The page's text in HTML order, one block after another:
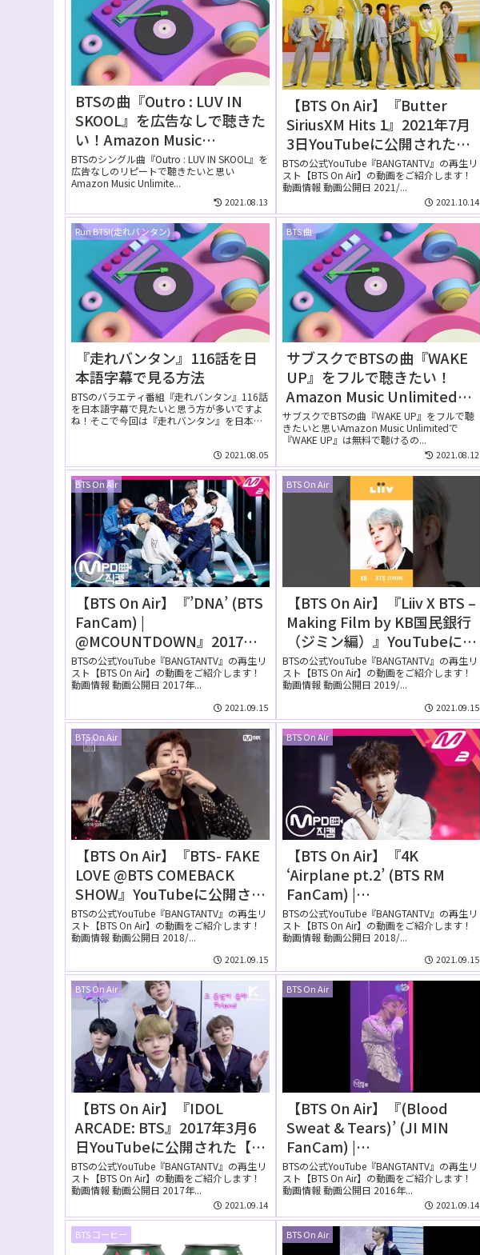
BTSの曲『Outro : LUV IN
SKOOL』を広告なしで聴きた
い！Amazon Music
Unlimitedの無料お試しでリ
ピートして聴ける？
BTSのシングル曲『Outro : LUV IN SKOOL』を
広告なしのリピートで聴きたいと思い
Amazon Music Unlimite...
2021.08.13
【BTS On Air】『Butter
SiriusXM Hits 1』2021年7月
3日YouTubeに公開された
【動画】
BTSの公式YouTube『BANGTANTV』の再生リ
スト【BTS On Air】の動画をご紹介します！
動画情報 動画公開日 2021/...
2021.10.14
Run BTS!(走れバンタン)
『走れバンタン』116話を日
本語字幕で見る方法
BTSのバラエティ番組『走れバンタン』116話
を日本語字幕で見たいと思う方が多いですよ
ね！そこで今回は『走れバンタン』を日本語
2021.08.05
BTS 曲
サブスクでBTSの曲『WAKE
UP』をフルで聴きたい！
Amazon Music Unlimitedで
は無料で聴ける？
サブスクでBTSの曲『WAKE UP』をフルで聴
きたいと思いAmazon Music Unlimitedで
『WAKE UP』は無料で聴けるの...
2021.08.12
BTS On Air
【BTS On Air】『’DNA’ (BTS
FanCam) |
@MCOUNTDOWN』2017年9
月28日YouTubeに公開され
た【動画】
BTSの公式YouTube『BANGTANTV』の再生リ
スト【BTS On Air】の動画をご紹介します！
動画情報 動画公開日 2017年...
2021.09.15
BTS On Air
【BTS On Air】『Liiv X BTS –
Making Film by KB国民銀行
（ジミン編）』YouTubeに公
開された【動画】
BTSの公式YouTube『BANGTANTV』の再生リ
スト【BTS On Air】の動画をご紹介します！
動画情報 動画公開日 2019/...
2021.09.15
BTS On Air
【BTS On Air】『BTS- FAKE
LOVE @BTS COMEBACK
SHOW』YouTubeに公開され
た【動画】
BTSの公式YouTube『BANGTANTV』の再生リ
スト【BTS On Air】の動画をご紹介します！
動画情報 動画公開日 2018/...
2021.09.15
BTS On Air
【BTS On Air】『4K
‘Airplane pt.2’ (BTS RM
FanCam) |
@MCOUNTDOW』YouTube
に公開された【動画】
BTSの公式YouTube『BANGTANTV』の再生リ
スト【BTS On Air】の動画をご紹介します！
動画情報 動画公開日 2018/...
2021.09.15
BTS On Air
【BTS On Air】『IDOL
ARCADE: BTS』2017年3月6
日YouTubeに公開された【動
画】
BTSの公式YouTube『BANGTANTV』の再生リ
スト【BTS On Air】の動画をご紹介します！
動画情報 動画公開日 2017年...
2021.09.14
BTS On Air
【BTS On Air】『(Blood
Sweat & Tears)’ (JI MIN
FanCam) |
@MCOUNTDOWN』2016年
10月20日YouTubeに公開さ
BTSの公式YouTube『BANGTANTV』の再生リ
スト【BTS On Air】の動画をご紹介します！
動画情報 動画公開日 2016年...
2021.09.14
BTS コーヒー BTS On Air